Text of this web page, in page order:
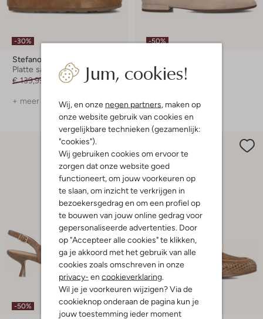
Jum, cookies!
Wij, en onze negen partners, maken op
onze website gebruik van cookies en
vergelijkbare technieken (gezamenlijk:
"cookies").
Wij gebruiken cookies om ervoor te
zorgen dat onze website goed
functioneert, om jouw voorkeuren op
te slaan, om inzicht te verkrijgen in
bezoekersgedrag en om een profiel op
te bouwen van jouw online gedrag voor
gepersonaliseerde advertenties. Door
op "Accepteer alle cookies" te klikken,
ga je akkoord met het gebruik van alle
cookies zoals omschreven in onze
privacy- en cookieverklaring.
Wil je je voorkeuren wijzigen? Via de
cookieknop onderaan de pagina kun je
jouw toestemming ieder moment
-30%
Stefano Lauran
Platte sandalen
€ 139,99
€ 97,99
+ meer kleuren
-50%
Loafers
€ 159,99 € 79,99
+ meer kleuren
-50% -50%